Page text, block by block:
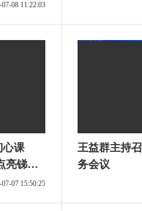
07-08 11:22:03
心课
亮锑
的不凡
07-07 15:50:25
王益群主持
务会议